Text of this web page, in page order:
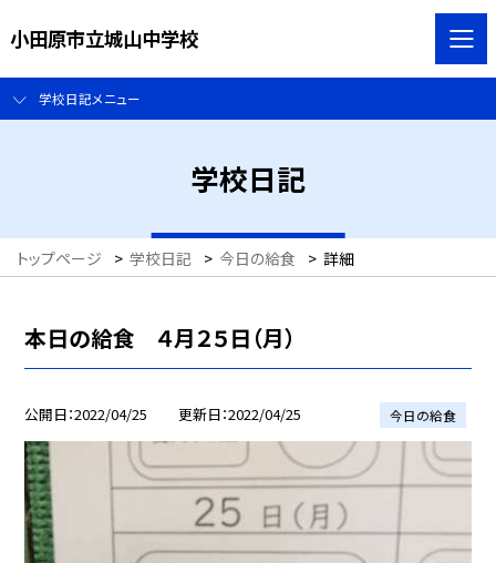
小田原市立城山中学校
学校日記メニュー
学校日記
トップページ > 学校日記 > 今日の給食 > 詳細
本日の給食 ４月２５日（月）
公開日 2022/04/25 更新日 2022/04/25 今日の給食